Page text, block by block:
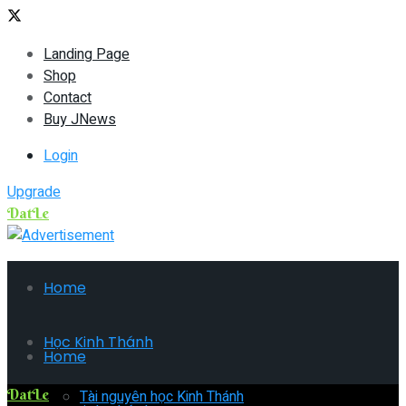
Landing Page
Shop
Contact
Buy JNews
Login
Upgrade
DatLe
Home
Học Kinh Thánh
Tài nguyên học Kinh Thánh
Home
DatLe